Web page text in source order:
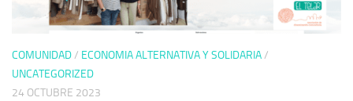
COMUNIDAD/ ECONOMIA ALTERNATIVA Y SOLIDARIA/
UNCATEGORIZED
24 OCTUBRE 2023